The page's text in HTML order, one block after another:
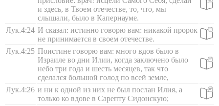
и здесь, в Твоем отечестве, то, что, мы
слышали, было в Капернауме.
Лук.4:24 И сказал: истинно говорю вам: никакой пророк
не принимается в своем отечестве.
Лук.4:25 Поистине говорю вам: много вдов было в
Израиле во дни Илии, когда заключено было
небо три года и шесть месяцев, так что
сделался большой голод по всей земле,
Лук.4:26 и ни к одной из них не был послан Илия, а
только ко вдове в Сарепту Сидонскую;